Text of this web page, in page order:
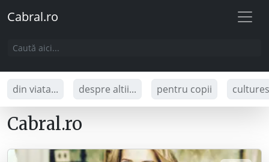
Cabral.ro
din viata... despre altii... pentru copii
Cabral.ro